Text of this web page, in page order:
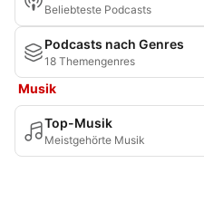
Beliebteste Podcasts
Podcasts nach Genres
18 Themengenres
Musik
Top-Musik
Meistgehörte Musik